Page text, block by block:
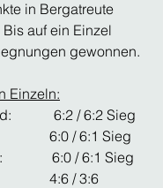
in Bergatreute
auf ein Einzel
gewonnen.
Einzeln:
6:2 / 6:2 Sieg
6:0 / 6:1 Sieg
6:0 / 6:1 Sieg
4:6 / 3:6